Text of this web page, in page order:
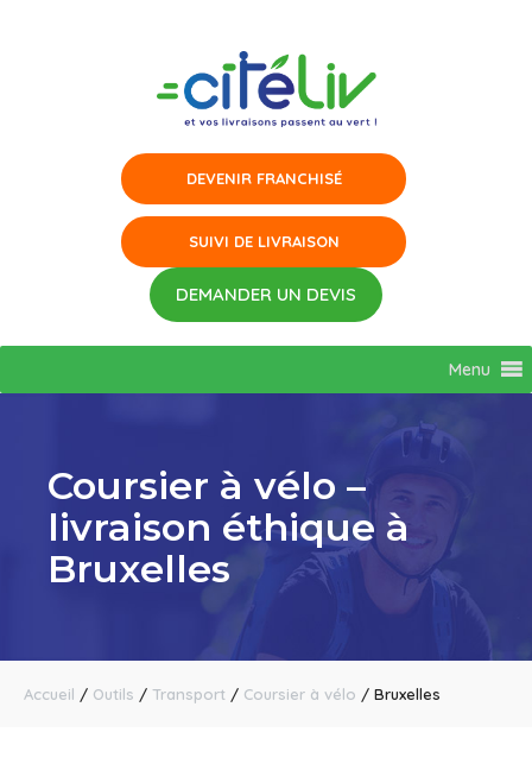
Menu
Coursier à vélo –
livraison éthique à
Bruxelles
Accueil / Outils / Transport / Coursier à vélo / Bruxelles